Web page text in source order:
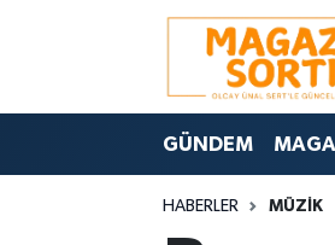
GÜNDEM
HABERLER MÜZİK
Nöbetçi Eczaneler
Hava Durumu
Trafik Durumu